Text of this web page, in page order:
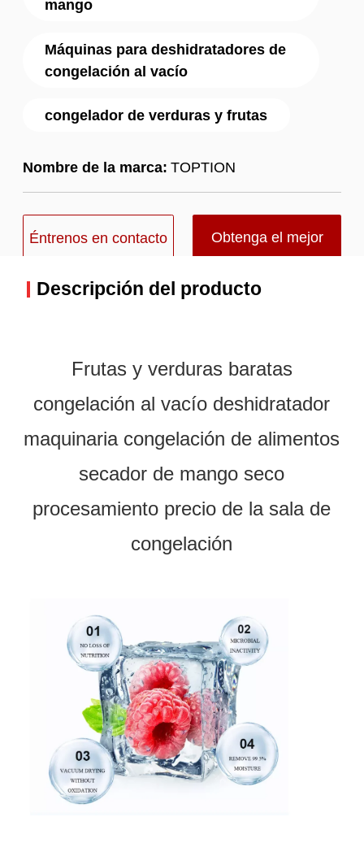
mango
Máquinas para deshidratadores de
congelación al vacío
congelador de verduras y frutas
Nombre de la marca: TOPTION
Éntrenos en contacto
con
Obtenga el mejor
precio
Descripción del producto
Frutas y verduras baratas
congelación al vacío deshidratador
maquinaria congelación de alimentos
secador de mango seco
procesamiento precio de la sala de
congelación